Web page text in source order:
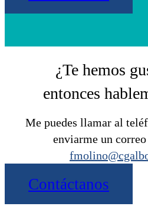
¿Te hemos
entonces
Me puedes llamar al
enviarme un
Contáctanos